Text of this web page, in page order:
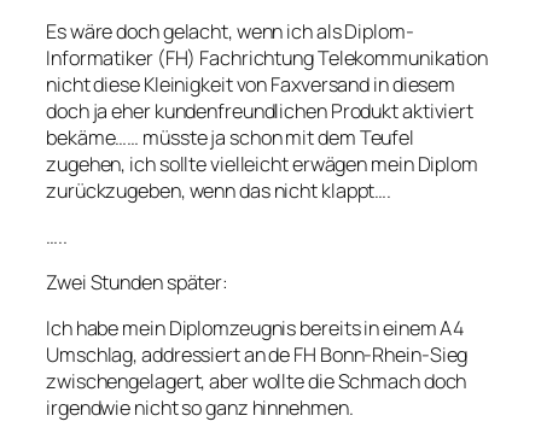
Es wäre doch gelacht, wenn ich als Diplom-
Informatiker (FH) Fachrichtung Telekommunikation
nicht diese Kleinigkeit von Faxversand in diesem
doch ja eher kundenfreundlichen Produkt aktiviert
bekäme…… müsste ja schon mit dem Teufel
zugehen, ich sollte vielleicht erwägen mein Diplom
zurückzugeben, wenn das nicht klappt….
…..
Zwei Stunden später:
Ich habe mein Diplomzeugnis bereits in einem A4
Umschlag, addressiert an de FH Bonn-Rhein-Sieg
zwischengelagert, aber wollte die Schmach doch
irgendwie nicht so ganz hinnehmen.